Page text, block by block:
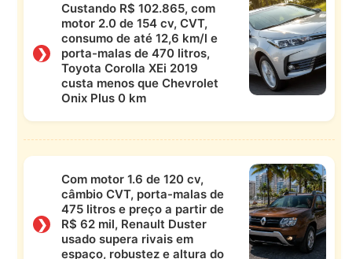
❯
Custando R$ 102.865, com
motor 2.0 de 154 cv, CVT,
consumo de até 12,6 km/l e
porta-malas de 470 litros,
Toyota Corolla XEi 2019
custa menos que Chevrolet
Onix Plus 0 km
❯
Com motor 1.6 de 120 cv,
câmbio CVT, porta-malas de
475 litros e preço a partir de
R$ 62 mil, Renault Duster
usado supera rivais em
espaço, robustez e altura do